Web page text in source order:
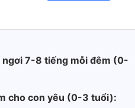
ngơi 7-8 tiếng mỗi đêm (0-
cho con yêu (0-3 tuổi):